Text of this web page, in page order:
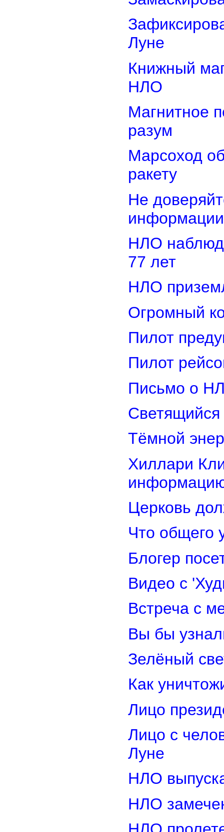
Луне
Книжный
НЛО
Магнитное
разум
Марсоход
ракету
Не
информации
НЛО
77 лет
НЛО
Огромный
Пилот
Пилот
Письмо о
Светящийся
Тёмной
Хиллари
Церковь
Что общего
Блогер
Видео с
Встреча с
Вы бы
Зелёный
Как
Лицо
Лицо с
Луне
НЛО
НЛО